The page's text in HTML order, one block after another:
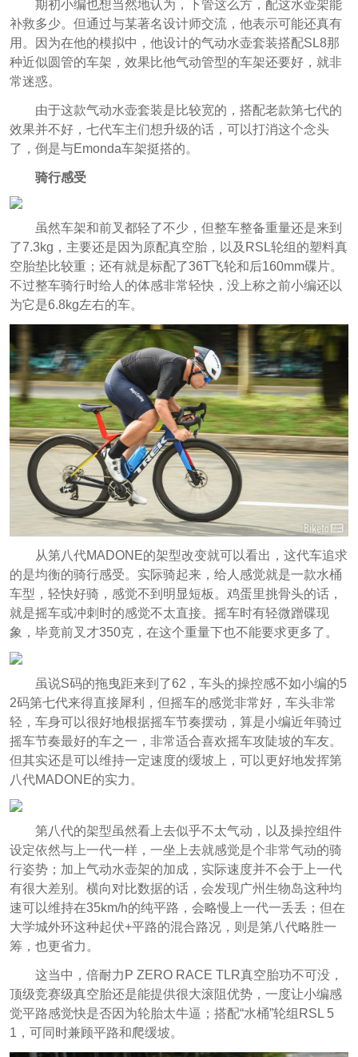
期初小编也想当然地认为，下管这么方，配这水壶架能
补救多少。但通过与某著名设计师交流，他表示可能还真有
用。因为在他的模拟中，他设计的气动水壶套装搭配SL8那
种近似圆管的车架，效果比他气动管型的车架还要好，就非
常迷惑。
由于这款气动水壶套装是比较宽的，搭配老款第七代的
效果并不好，七代车主们想升级的话，可以打消这个念头
了，倒是与Emonda车架挺搭的。
骑行感受
虽然车架和前叉都轻了不少，但整车整备重量还是来到
了7.3kg，主要还是因为原配真空胎，以及RSL轮组的塑料真
空胎垫比较重；还有就是标配了36T飞轮和后160mm碟片。
不过整车骑行时给人的体感非常轻快，没上称之前小编还以
为它是6.8kg左右的车。
从第八代MADONE的架型改变就可以看出，这代车追求
的是均衡的骑行感受。实际骑起来，给人感觉就是一款水桶
车型，轻快好骑，感觉不到明显短板。鸡蛋里挑骨头的话，
就是摇车或冲刺时的感觉不太直接。摇车时有轻微蹭碟现
象，毕竟前叉才350克，在这个重量下也不能要求更多了。
虽说S码的拖曳距来到了62，车头的操控感不如小编的5
2码第七代来得直接犀利，但摇车的感觉非常好，车头非常
轻，车身可以很好地根据摇车节奏摆动，算是小编近年骑过
摇车节奏最好的车之一，非常适合喜欢摇车攻陡坡的车友。
但其实还是可以维持一定速度的缓坡上，可以更好地发挥第
八代MADONE的实力。
第八代的架型虽然看上去似乎不太气动，以及操控组件
设定依然与上一代一样，一坐上去就感觉是个非常气动的骑
行姿势；加上气动水壶架的加成，实际速度并不会于上一代
有很大差别。横向对比数据的话，会发现广州生物岛这种均
速可以维持在35km/h的纯平路，会略慢上一代一丢丢；但在
大学城外环这种起伏+平路的混合路况，则是第八代略胜一
筹，也更省力。
这当中，倍耐力P ZERO RACE TLR真空胎功不可没，
顶级竞赛级真空胎还是能提供很大滚阻优势，一度让小编感
觉平路感觉快是否因为轮胎太牛逼；搭配“水桶”轮组RSL 5
1，可同时兼顾平路和爬缓坡。